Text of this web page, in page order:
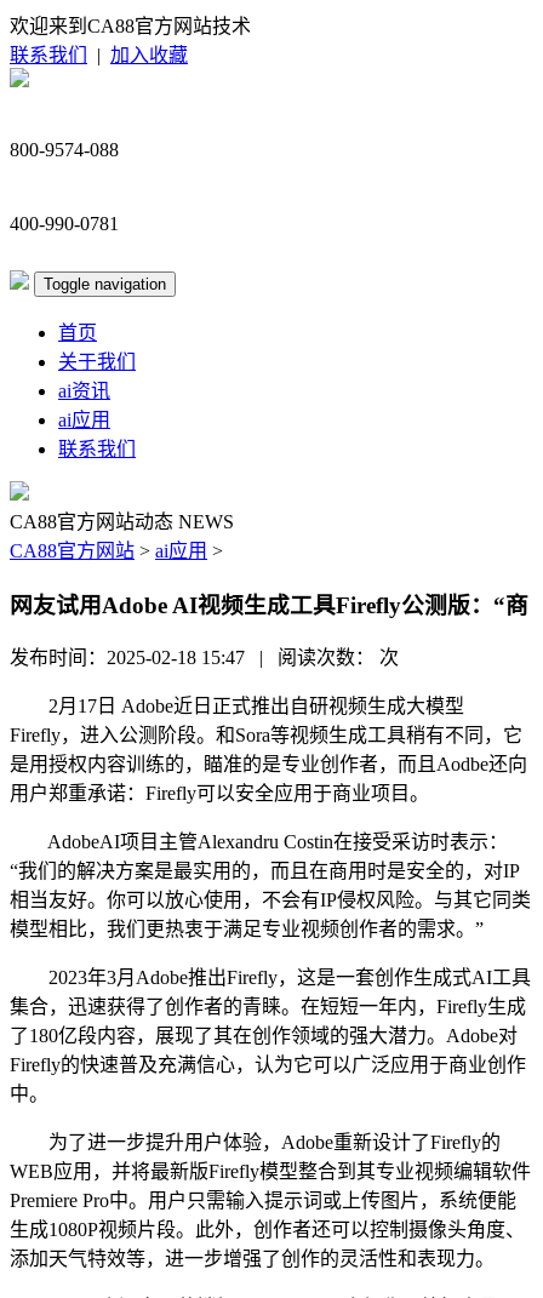
欢迎来到CA88官方网站技术
联系我们
| 加入收藏
800-9574-088
400-990-0781
Toggle navigation
首页
关于我们
ai资讯
ai应用
联系我们
CA88官方网站动态 NEWS
CA88官方网站 > ai应用 >
网友试用Adobe AI视频生成工具Firefly公测版：“商
发布时间：2025-02-18 15:47 | 阅读次数： 次
2月17日 Adobe近日正式推出自研视频生成大模型
Firefly，进入公测阶段。和Sora等视频生成工具稍有不同，它
是用授权内容训练的，瞄准的是专业创作者，而且Aodbe还向
用户郑重承诺：Firefly可以安全应用于商业项目。
AdobeAI项目主管Alexandru Costin在接受采访时表示：
“我们的解决方案是最实用的，而且在商用时是安全的，对IP
相当友好。你可以放心使用，不会有IP侵权风险。与其它同类
模型相比，我们更热衷于满足专业视频创作者的需求。”
2023年3月Adobe推出Firefly，这是一套创作生成式AI工具
集合，迅速获得了创作者的青睐。在短短一年内，Firefly生成
了180亿段内容，展现了其在创作领域的强大潜力。Adobe对
Firefly的快速普及充满信心，认为它可以广泛应用于商业创作
中。
为了进一步提升用户体验，Adobe重新设计了Firefly的
WEB应用，并将最新版Firefly模型整合到其专业视频编辑软件
Premiere Pro中。用户只需输入提示词或上传图片，系统便能
生成1080P视频片段。此外，创作者还可以控制摄像头角度、
添加天气特效等，进一步增强了创作的灵活性和表现力。